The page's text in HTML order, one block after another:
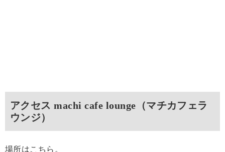
アクセス machi cafe lounge（マチカフェラ
ウンジ）
場所はこちら。